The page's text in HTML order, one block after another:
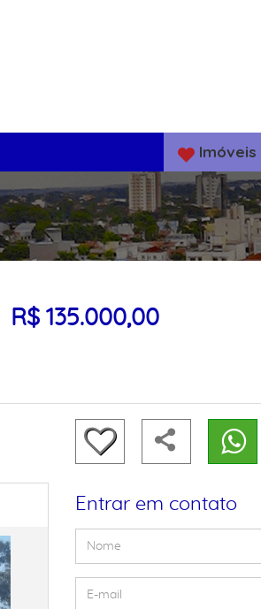
Imóveis
R$ 135.000,00
Entrar em contato